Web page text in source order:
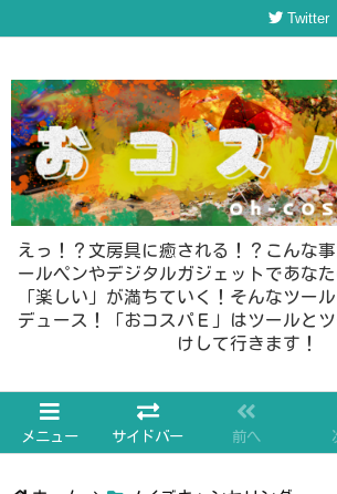
えっ！？文房具に癒される！？こんな
ールペンやデジタルガジェットであな
「楽しい」が満ちていく！そんなツー
デュース！「おコスパＥ」はツールと
けして行きます！
メニュー サイドバー 前へ
Twitter